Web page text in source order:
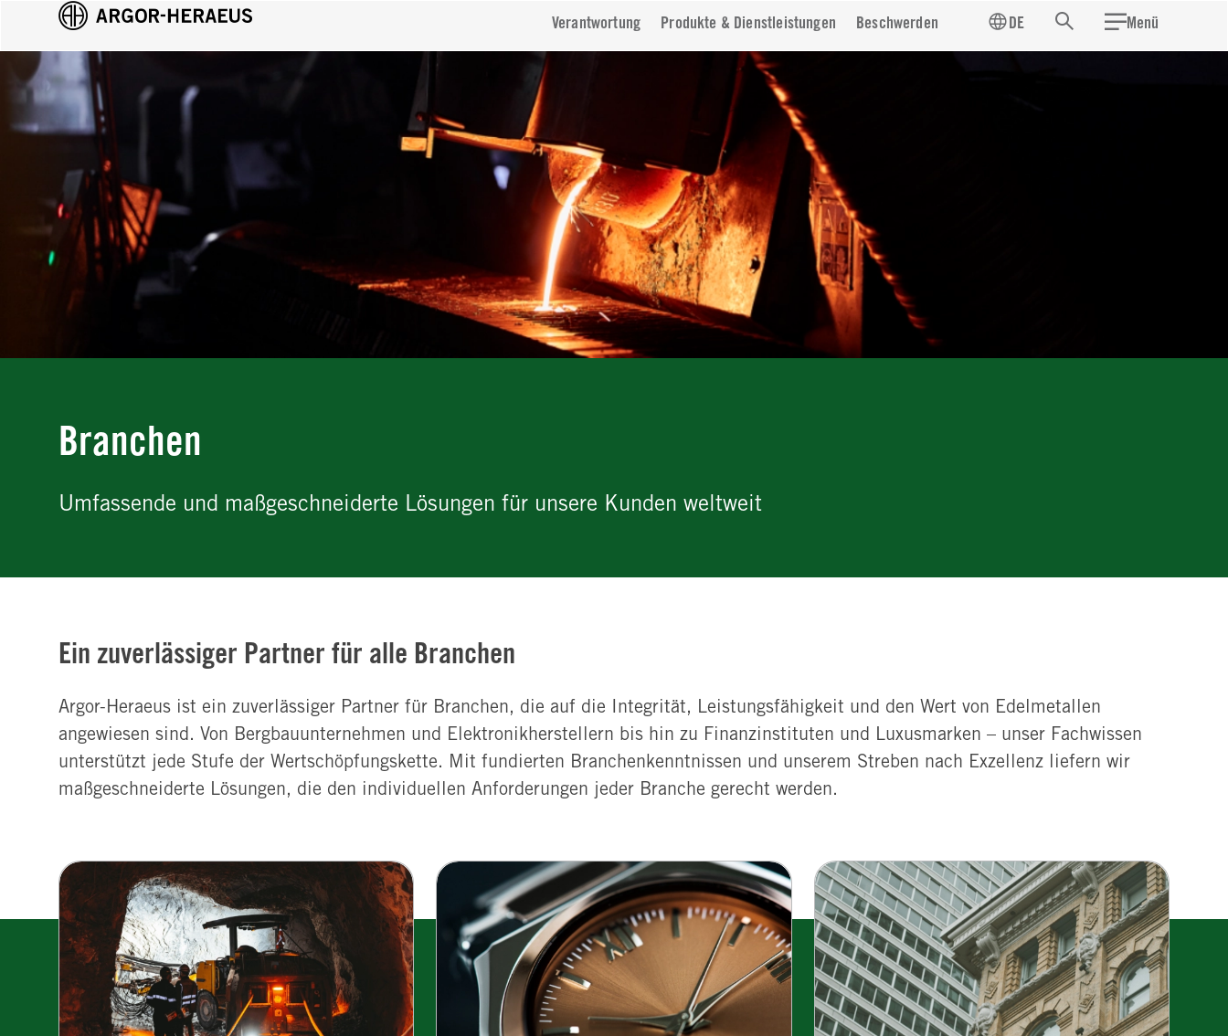
Verantwortung Produkte & Dienstleistungen Beschwerden DE Suchen Menü
Branchen
Umfassende und maßgeschneiderte Lösungen für unsere Kunden weltweit
Ein zuverlässiger Partner für alle Branchen
Argor-Heraeus ist ein zuverlässiger Partner für Branchen, die auf die Integrität, Leistungsfähigkeit und den Wert von Edelmetallen
angewiesen sind. Von Bergbauunternehmen und Elektronikherstellern bis hin zu Finanzinstituten und Luxusmarken – unser Fachwissen
unterstützt jede Stufe der Wertschöpfungskette. Mit fundierten Branchenkenntnissen und unserem Streben nach Exzellenz liefern wir
maßgeschneiderte Lösungen, die den individuellen Anforderungen jeder Branche gerecht werden.